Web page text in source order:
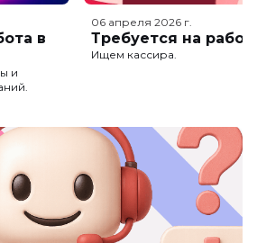
в
и
06 апреля 2026 г.
Требуется на
Ищем кассира.